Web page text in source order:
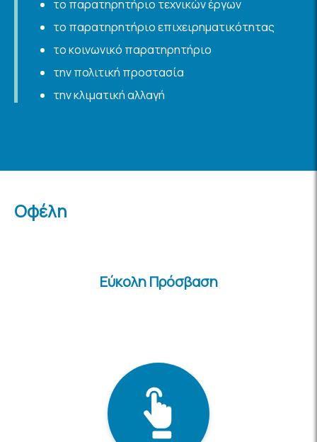
το παρατηρητήριο τεχνικών έργων
το παρατηρητήριο επιχειρηματικότητας
το κοινωνικό παρατηρητήριο
την πολιτική προστασία
την κλιματική αλλαγή
Οφέλη
Εύκολη Πρόσβαση